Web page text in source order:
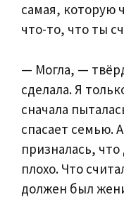
самая, которую
что-то, что ты
— Могла, —
сделала. Я
сначала
спасает семью.
призналась,
плохо. Что
должен был